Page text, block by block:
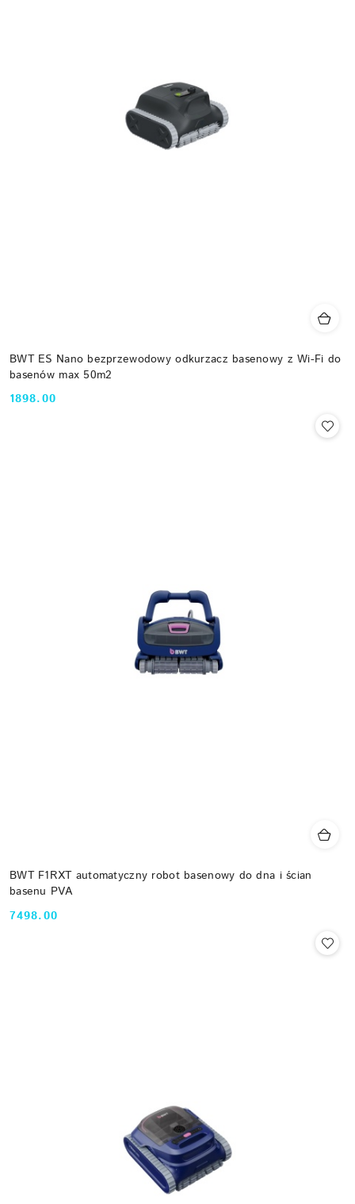
BWT ES Nano bezprzewodowy odkurzacz basenowy z Wi-Fi do
basenów max 50m2
Cena:
1898.00
BWT F1RXT automatyczny robot basenowy do dna i ścian
basenu PVA
Cena:
7498.00